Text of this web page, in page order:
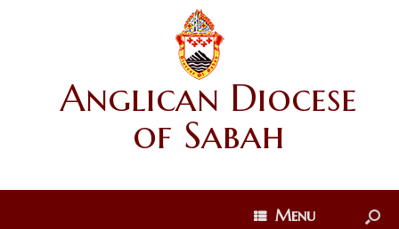
Anglican Diocese
of Sabah
Menu